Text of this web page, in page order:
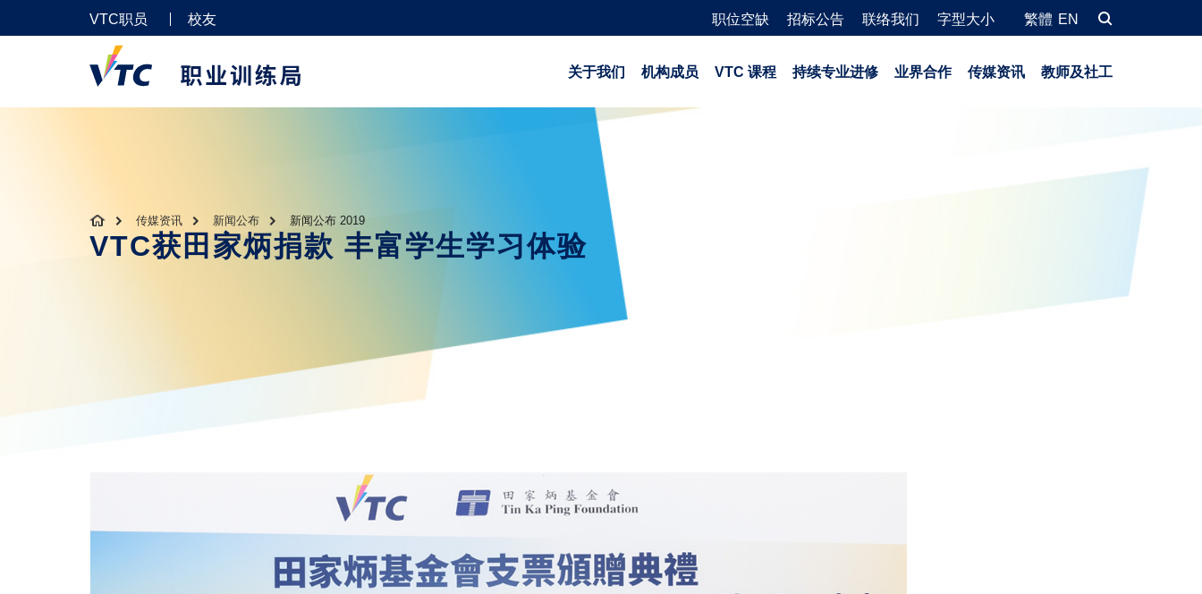
VTC职员 校友 职位空缺 招标公告 联络我们 字型大小 繁體 EN
关于我们 机构成员 VTC 课程 持续专业进修 业界合作 传媒资讯 教师及社工
传媒资讯 新闻公布 新闻公布 2019
VTC获田家炳捐款 丰富学生学习体验